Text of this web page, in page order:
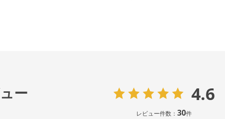
ー 4.6
レビュー件数： 30件